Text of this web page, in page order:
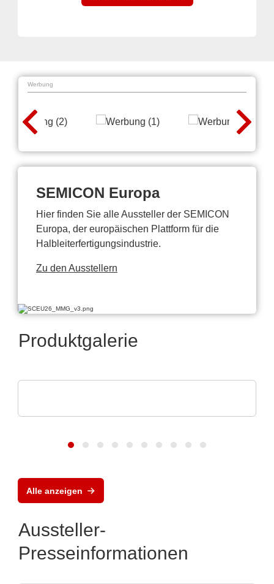
Werbung
SEMICON Europa
Hier finden Sie alle Aussteller der SEMICON
Europa, der europäischen Plattform für die
Halbleiterfertigungsindustrie.
Zu den Ausstellern
Produktgalerie
Alle anzeigen
Aussteller-
Presseinformationen